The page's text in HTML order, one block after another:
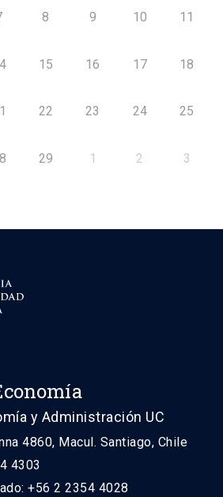
8 9 10 11
15 16 17 18
22 23 24 25
29 1 2 3
y Administración UC
4860, Macul. Santiago, Chile
4303
+56 2 2354 4028